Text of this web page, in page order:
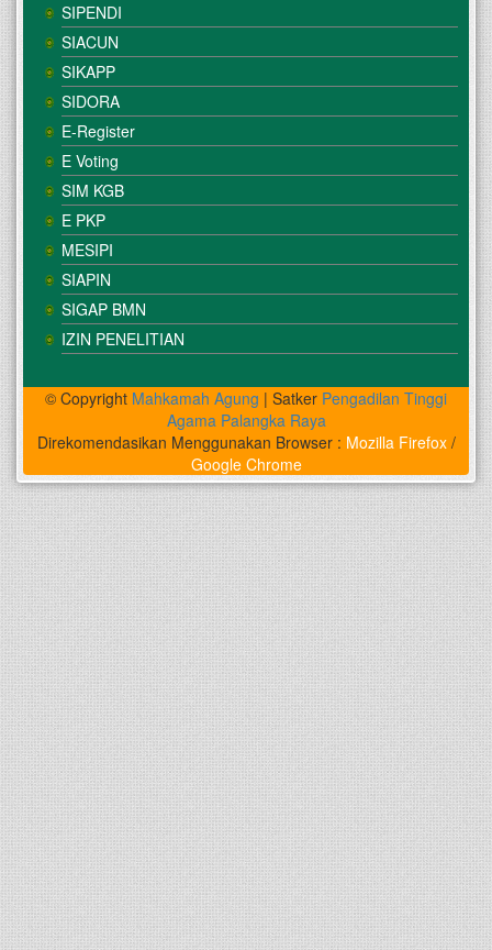
SIPENDI
SIACUN
SIKAPP
SIDORA
E-Register
E Voting
SIM KGB
E PKP
MESIPI
SIAPIN
SIGAP BMN
IZIN PENELITIAN
© Copyright Mahkamah Agung | Satker Pengadilan Tinggi
Agama Palangka Raya
Direkomendasikan Menggunakan Browser : Mozilla Firefox/
Google Chrome